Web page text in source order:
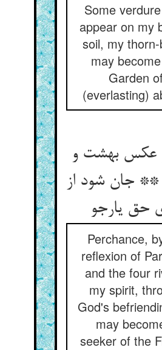
Some
appear on my
soil, my
may
Garden
(everlasting)
عکس بهشت و
** جان شود از
حق یارجو
Perchance,
reflexion of
and the four
my spirit,
God's
may
seeker of the